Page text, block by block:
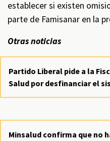
establecer si existen
parte de Famisanar en la
Otras noticias
Partido Liberal pide a la
Salud por desfinanciar el
Minsalud confirma que no